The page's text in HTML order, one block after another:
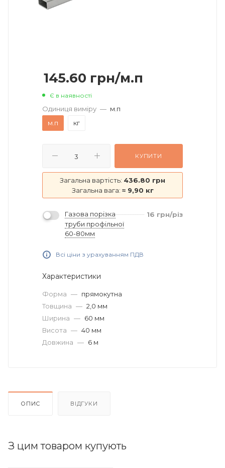
145.60 грн/м.п
Є в наявності
Одиниця виміру — м.п
м.п
кг
КУПИТИ
Загальна вартість: 436.80 грн
Загальна вага: ≈ 9,90 кг
Газова порізка
труби профільної
60-80мм
16 грн/різ
Всі ціни з урахуванням ПДВ
Характеристики
Форма — прямокутна
Товщина — 2,0 мм
Ширина — 60 мм
Висота — 40 мм
Довжина — 6 м
ОПИС ВІДГУКИ
З цим товаром купують